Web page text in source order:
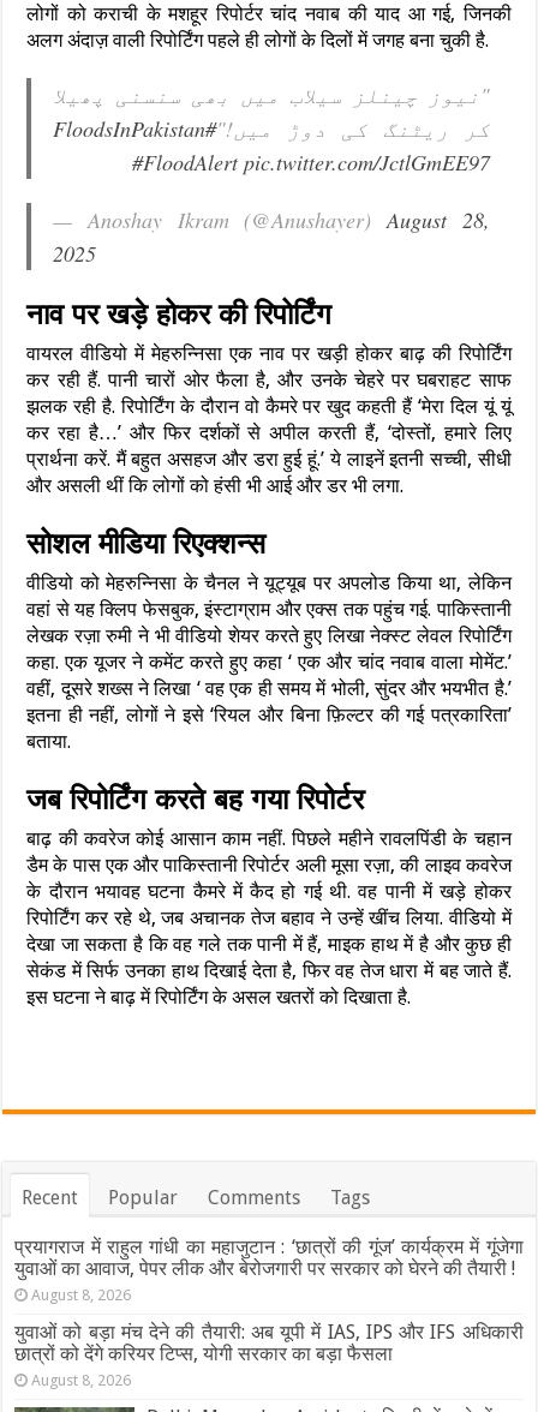
लोगों को कराची के मशहूर रिपोर्टर चांद नवाब की याद आ गई, जिनकी
अलग अंदाज़ वाली रिपोर्टिंग पहले ही लोगों के दिलों में जगह बना चुकी है.
"نیوز چینلز سیلاب میں بھی سنسنی پھیلا
کر ریٹنگ کی دوڑ میں!"#FloodsInPakistan
#FloodAlert pic.twitter.com/JctlGmEE97
— Anoshay Ikram (@Anushayer)August 28,
2025
नाव पर खड़े होकर की रिपोर्टिंग
वायरल वीडियो में मेहरुन्निसा एक नाव पर खड़ी होकर बाढ़ की रिपोर्टिंग
कर रही हैं. पानी चारों ओर फैला है, और उनके चेहरे पर घबराहट साफ
झलक रही है. रिपोर्टिंग के दौरान वो कैमरे पर खुद कहती हैं ‘मेरा दिल यूं यूं
कर रहा है…’ और फिर दर्शकों से अपील करती हैं, ‘दोस्तों, हमारे लिए
प्रार्थना करें. मैं बहुत असहज और डरा हुई हूं.’ ये लाइनें इतनी सच्ची, सीधी
और असली थीं कि लोगों को हंसी भी आई और डर भी लगा.
सोशल मीडिया रिएक्शन्स
वीडियो को मेहरुन्निसा के चैनल ने यूट्यूब पर अपलोड किया था, लेकिन
वहां से यह क्लिप फेसबुक, इंस्टाग्राम और एक्स तक पहुंच गई. पाकिस्तानी
लेखक रज़ा रुमी ने भी वीडियो शेयर करते हुए लिखा नेक्स्ट लेवल रिपोर्टिंग
कहा. एक यूजर ने कमेंट करते हुए कहा ‘ एक और चांद नवाब वाला मोमेंट.’
वहीं, दूसरे शख्स ने लिखा ‘ वह एक ही समय में भोली, सुंदर और भयभीत है.’
इतना ही नहीं, लोगों ने इसे ‘रियल और बिना फ़िल्टर की गई पत्रकारिता’
बताया.
जब रिपोर्टिंग करते बह गया रिपोर्टर
बाढ़ की कवरेज कोई आसान काम नहीं. पिछले महीने रावलपिंडी के चहान
डैम के पास एक और पाकिस्तानी रिपोर्टर अली मूसा रज़ा, की लाइव कवरेज
के दौरान भयावह घटना कैमरे में कैद हो गई थी. वह पानी में खड़े होकर
रिपोर्टिंग कर रहे थे, जब अचानक तेज बहाव ने उन्हें खींच लिया. वीडियो में
देखा जा सकता है कि वह गले तक पानी में हैं, माइक हाथ में है और कुछ ही
सेकंड में सिर्फ उनका हाथ दिखाई देता है, फिर वह तेज धारा में बह जाते हैं.
इस घटना ने बाढ़ में रिपोर्टिंग के असल खतरों को दिखाता है.
Recent Popular Comments Tags
प्रयागराज में राहुल गांधी का महाजुटान : ‘छात्रों की गूंज’ कार्यक्रम में गूंजेगा
युवाओं का आवाज, पेपर लीक और बेरोजगारी पर सरकार को घेरने की तैयारी !
August 8, 2026
युवाओं को बड़ा मंच देने की तैयारी: अब यूपी में IAS, IPS और IFS अधिकारी
छात्रों को देंगे करियर टिप्स, योगी सरकार का बड़ा फैसला
August 8, 2026